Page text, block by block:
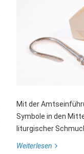
Mit der
Symbole in den
liturgischer
Weiterlesen